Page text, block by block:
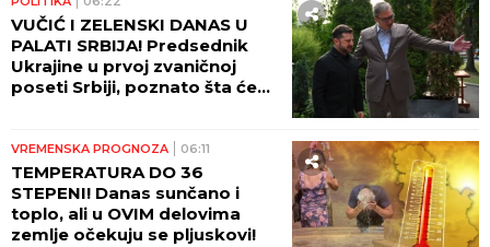
VUČIĆ I ZELENSKI DANAS U
PALATI SRBIJA! Predsednik
Ukrajine u prvoj zvaničnoj
poseti Srbiji, poznato šta će
VREMENSKA PROGNOZA 06:11
TEMPERATURA DO 36
STEPENI! Danas sunčano i
toplo, ali u OVIM delovima
zemlje očekuju se pljuskovi!